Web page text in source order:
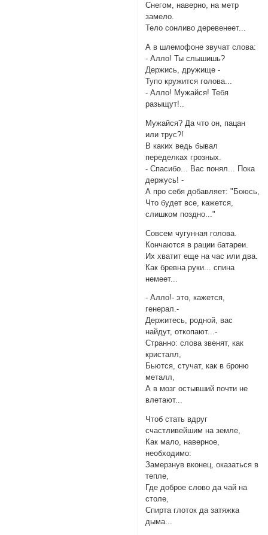
Снегом, наверно, на метр
замело.
Тело сонливо деревенеет...
А в шлемофоне звучат слова:
- Алло! Ты слышишь?
Держись, дружище -
Тупо кружится голова...
- Алло! Мужайся! Тебя
разыщут!..
Мужайся? Да что он, пацан
или трус?!
В каких ведь бывал
переделках грозных.
- Спасибо... Вас понял... Пока
держусь! -
А про себя добавляет: "Боюсь,
Что будет все, кажется,
слишком поздно..."
Совсем чугунная голова.
Кончаются в рации батареи.
Их хватит еще на час или два.
Как бревна руки... спина
немеет...
- Алло!- это, кажется,
генерал.-
Держитесь, родной, вас
найдут, откопают...-
Странно: слова звенят, как
кристалл,
Бьются, стучат, как в броню
металл,
А в мозг остывший почти не
влетают...
Чтоб стать вдруг
счастливейшим на земле,
Как мало, наверное,
необходимо:
Замерзнув вконец, оказаться в
тепле,
Где доброе слово да чай на
столе,
Спирта глоток да затяжка
дыма...